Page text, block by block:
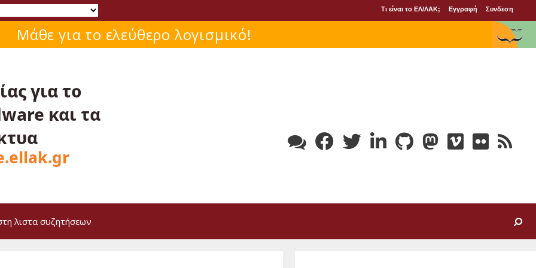
Τι είναι το ΕΛ/ΛΑΚ; Εγγραφή Συνδεση
Μάθε για το ελεύθερο λογισμικό!
λιστα συζητήσεων Search